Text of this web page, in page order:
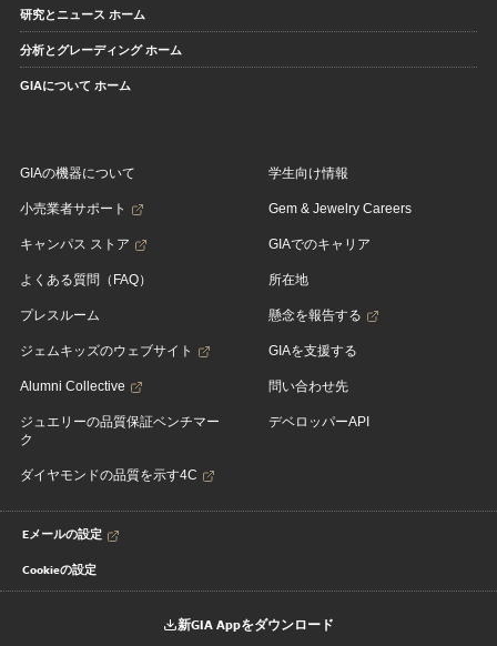
研究とニュース ホーム
分析とグレーディング ホーム
GIAについて ホーム
GIAの機器について
小売業者サポート
キャンパス ストア
よくある質問（FAQ）
プレスルーム
ジェムキッズのウェブサイト
Alumni Collective
ジュエリーの品質保証ベンチマー
ク
ダイヤモンドの品質を示す4C
学生向け情報
Gem & Jewelry Careers
GIAでのキャリア
所在地
懸念を報告する
GIAを支援する
問い合わせ先
デベロッパーAPI
Eメールの設定
Cookieの設定
新GIA Appをダウンロード